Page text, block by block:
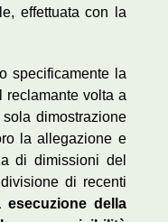
effettuata con la
specificamente la
reclamante volta a
dimostrazione
la allegazione e
di dimissioni del
di recenti
esecuzione della